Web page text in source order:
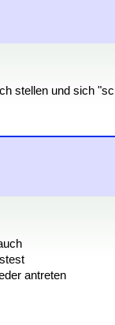
stellen und sich
antreten